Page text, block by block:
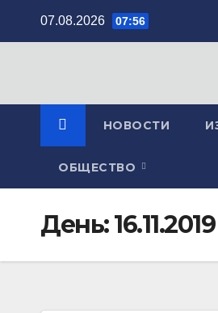
07.08.2026 07:56
НОВОСТИ
ОБЩЕСТВО
День:16.11.2019